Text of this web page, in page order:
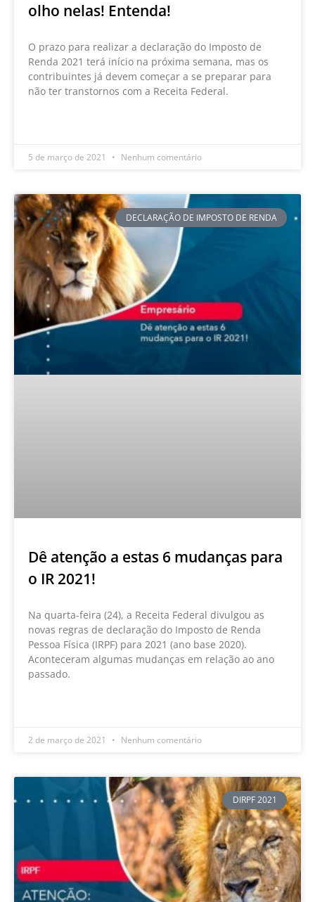
olho nelas! Entenda!
O prazo para realizar a declaração do Imposto de
Renda 2021 terá início na próxima semana, mas os
contribuintes já devem começar a se preparar para
não ter transtornos com a Receita Federal.
5 de março de 2021 Nenhum comentário
DECLARAÇÃO DE IMPOSTO DE RENDA
Dê atenção a estas 6 mudanças para
o IR 2021!
Na quarta-feira (24), a Receita Federal divulgou as
novas regras de declaração do Imposto de Renda
Pessoa Física (IRPF) para 2021 (ano base 2020).
Aconteceram algumas mudanças em relação ao ano
passado.
2 de março de 2021 Nenhum comentário
DIRPF 2021